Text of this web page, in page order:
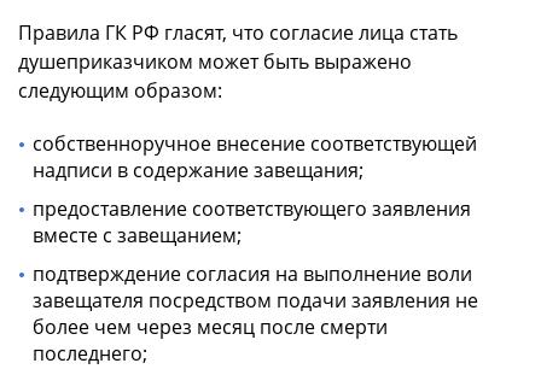
Правила ГК РФ гласят, что согласие лица стать
душеприказчиком может быть выражено
следующим образом:
собственноручное внесение соответствующей
надписи в содержание завещания;
предоставление соответствующего заявления
вместе с завещанием;
подтверждение согласия на выполнение воли
завещателя посредством подачи заявления не
более чем через месяц после смерти
последнего;